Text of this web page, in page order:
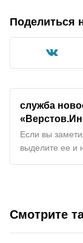
Поделиться
служба
Если вы
выделите ее и
Смотрите